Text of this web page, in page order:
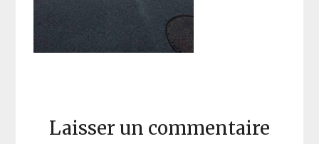
Laisser un commentaire